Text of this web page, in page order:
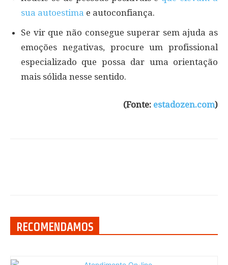
sua autoestima e autoconfiança.
Se vir que não consegue superar sem ajuda as
emoções negativas, procure um profissional
especializado que possa dar uma orientação
mais sólida nesse sentido.
(Fonte: estadozen.com)
RECOMENDAMOS